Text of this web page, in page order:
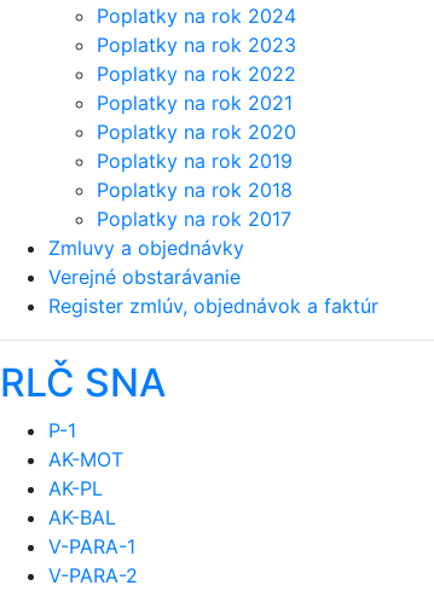
Poplatky na rok 2024
Poplatky na rok 2023
Poplatky na rok 2022
Poplatky na rok 2021
Poplatky na rok 2020
Poplatky na rok 2019
Poplatky na rok 2018
Poplatky na rok 2017
Zmluvy a objednávky
Verejné obstarávanie
Register zmlúv, objednávok a faktúr
RLČ SNA
P-1
AK-MOT
AK-PL
AK-BAL
V-PARA-1
V-PARA-2